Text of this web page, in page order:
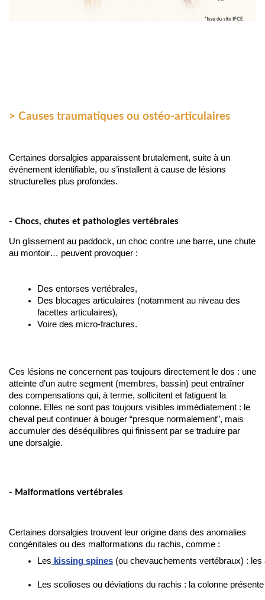
> Causes traumatiques ou ostéo-articulaires
Certaines dorsalgies apparaissent brutalement, suite à un
événement identifiable, ou s’installent à cause de lésions
structurelles plus profondes.
- Chocs, chutes et pathologies vertébrales
Un glissement au paddock, un choc contre une barre, une chute
au montoir… peuvent provoquer :
Des entorses vertébrales,
Des blocages articulaires (notamment au niveau des
facettes articulaires),
Voire des micro-fractures.
Ces lésions ne concernent pas toujours directement le dos : une
atteinte d’un autre segment (membres, bassin) peut entraîner
des compensations qui, à terme, sollicitent et fatiguent la
colonne. Elles ne sont pas toujours visibles immédiatement : le
cheval peut continuer à bouger “presque normalement”, mais
accumuler des déséquilibres qui finissent par se traduire par
une dorsalgie.
- Malformations vertébrales
Certaines dorsalgies trouvent leur origine dans des anomalies
congénitales ou des malformations du rachis, comme :
Les kissing spines (ou chevauchements vertébraux) :
Les scolioses ou déviations du rachis : la colonne